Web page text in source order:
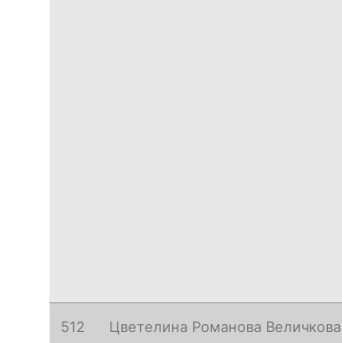
512 ЦветелинаРоманова Величкова